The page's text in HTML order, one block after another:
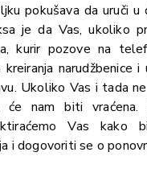
pokušava da uruči u
je da Vas, ukoliko
kurir pozove na
narudžbenice i
Ukoliko Vas i tada
će nam biti vraćena.
Vas kako
i dogovoriti se o